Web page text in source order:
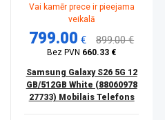
Vai kamēr prece ir pieejama
veikalā
799.00 € 899.00 €
Bez PVN 660.33 €
Samsung Galaxy S26 5G 12
GB/512GB White (88060978
27733) Mobilais Telefons